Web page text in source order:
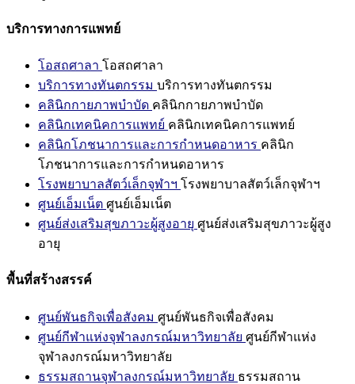
บริการทางการแพทย์
โอสถศาลา โอสถศาลา
บริการทางทันตกรรม บริการทางทันตกรรม
คลินิกกายภาพบำบัด คลินิกกายภาพบำบัด
คลินิกเทคนิคการแพทย์ คลินิกเทคนิคการแพทย์
คลินิกโภชนาการและการกำหนดอาหาร คลินิก
โภชนาการและการกำหนดอาหาร
โรงพยาบาลสัตว์เล็กจุฬาฯ โรงพยาบาลสัตว์เล็กจุฬาฯ
ศูนย์เอ็มเน็ต ศูนย์เอ็มเน็ต
ศูนย์ส่งเสริมสุขภาวะผู้สูงอายุ ศูนย์ส่งเสริมสุขภาวะผู้สูง
อายุ
พื้นที่สร้างสรรค์
ศูนย์พันธกิจเพื่อสังคม ศูนย์พันธกิจเพื่อสังคม
ศูนย์กีฬาแห่งจุฬาลงกรณ์มหาวิทยาลัย ศูนย์กีฬาแห่ง
จุฬาลงกรณ์มหาวิทยาลัย
ธรรมสถานจุฬาลงกรณ์มหาวิทยาลัย ธรรมสถาน